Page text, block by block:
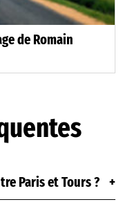
de Romain
Paris et Tours ?